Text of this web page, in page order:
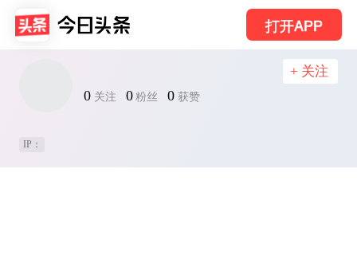
打开APP
0 关注 0 粉丝 0 获赞
+ 关注
IP：